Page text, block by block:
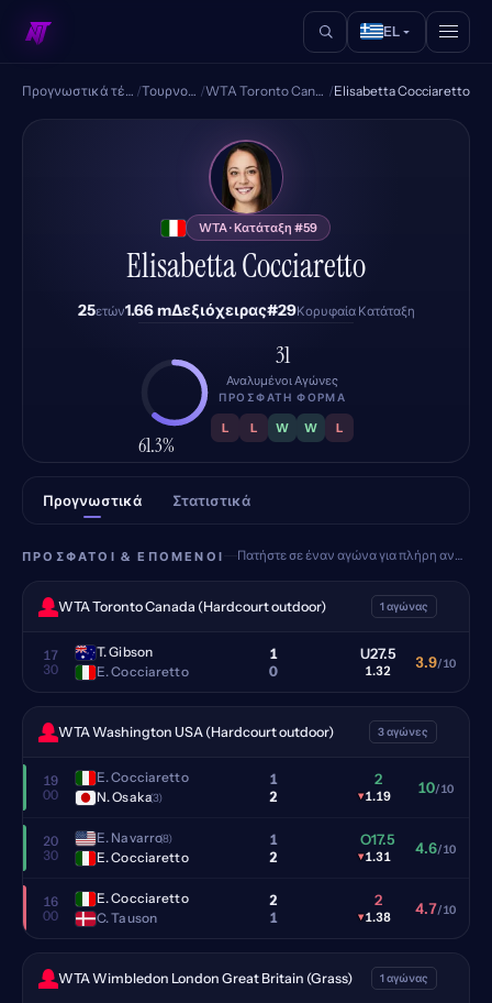
EL
Προγνωστικά τένις / Τουρνουά / WTA Toronto Canada /Elisabetta Cocciaretto
EC
WTA · Κατάταξη #59
Elisabetta Cocciaretto
25ετών1.66 mΔεξιόχειρας#29Κορυφαία Κατάταξη
61.3%
31
Αναλυμένοι Αγώνες
ΠΡΌΣΦΑΤΗ ΦΌΡΜΑ
L L W W L
Προγνωστικά Στατιστικά
ΠΡΌΣΦΑΤΟΙ & ΕΠΌΜΕΝΟΙ Πατήστε σε έναν αγώνα για πλήρη ανάλυση
WTA Toronto Canada (Hardcourt outdoor) 1 αγώνας
17
30
T. Gibson
E. Cocciaretto
1
0
U27.5
1.32 3.9/10
WTA Washington USA (Hardcourt outdoor) 3 αγώνες
19
00
E. Cocciaretto
N. Osaka(3)
1
2
2
▾1.19 10/10
20
30
E. Navarro(8)
E. Cocciaretto
1
2
O17.5
▾1.31 4.6/10
16
00
E. Cocciaretto
C. Tauson
2
1
2
▾1.38 4.7/10
WTA Wimbledon London Great Britain (Grass) 1 αγώνας